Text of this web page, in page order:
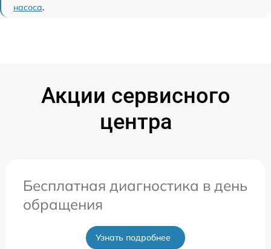
насоса.
Акции сервисного
центра
Бесплатная диагностика в день
обращения
Узнать подробнее